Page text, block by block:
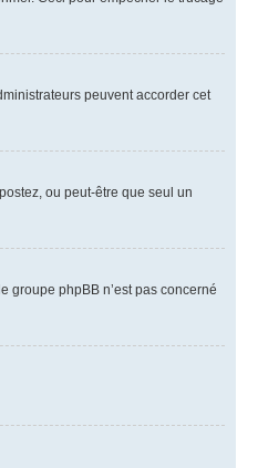
peuvent accorder cet
ou peut-être que seul un
groupe phpBB n’est pas concerné